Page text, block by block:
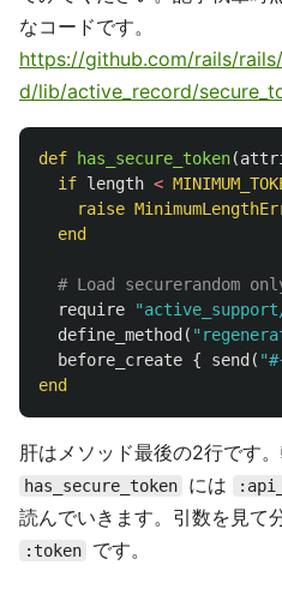
なコードです。
https://github.com/rails/
d/lib/active_record/
def has_secure_token(
if length <
raise
end
# Load securerandom
require
define_method (
before_create { send ( "
end
肝はメソッド最後の2行です
has_secure_token には
読んでいきます。引数を見て
:token です。